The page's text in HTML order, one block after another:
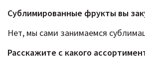
Сублимированные фрукты вы
Нет, мы сами занимаемся
Расскажите c какого